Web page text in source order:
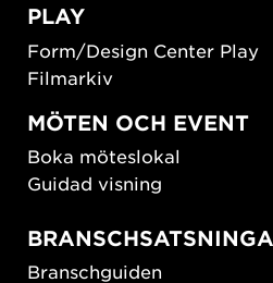
PLAY
Form/Design Center Play
Filmarkiv
MÖTEN OCH EVENT
Boka möteslokal
Guidad visning
Branschguiden